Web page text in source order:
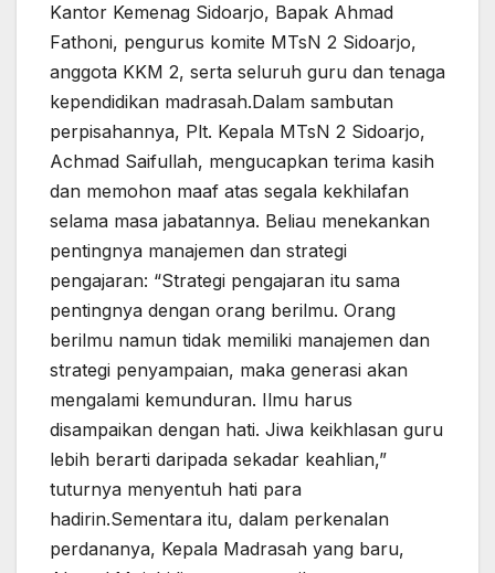
Kantor Kemenag Sidoarjo, Bapak Ahmad
Fathoni, pengurus komite MTsN 2 Sidoarjo,
anggota KKM 2, serta seluruh guru dan tenaga
kependidikan madrasah.Dalam sambutan
perpisahannya, Plt. Kepala MTsN 2 Sidoarjo,
Achmad Saifullah, mengucapkan terima kasih
dan memohon maaf atas segala kekhilafan
selama masa jabatannya. Beliau menekankan
pentingnya manajemen dan strategi
pengajaran: “Strategi pengajaran itu sama
pentingnya dengan orang berilmu. Orang
berilmu namun tidak memiliki manajemen dan
strategi penyampaian, maka generasi akan
mengalami kemunduran. Ilmu harus
disampaikan dengan hati. Jiwa keikhlasan guru
lebih berarti daripada sekadar keahlian,”
tuturnya menyentuh hati para
hadirin.Sementara itu, dalam perkenalan
perdananya, Kepala Madrasah yang baru,